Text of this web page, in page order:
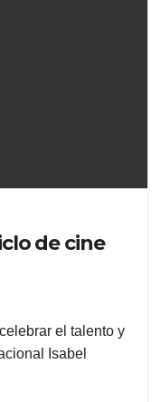
de cine
el talento y
Isabel